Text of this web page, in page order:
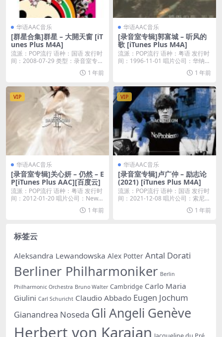
华语AAC音乐
[群星合集]群星 – 大開天窗 [iT
unes Plus M4A]
流派：POP流行 语种：国语 发行时
间：2008-07-29 类型：录音室专辑
1 年前
华语AAC音乐
[录音室专辑]郭富城 – 听风的
歌 [iTunes Plus M4A]
流派：POP流行 语种：粤语 发行时
间：1996-11-01 唱片公司：华纳唱
1 年前
VIP
华语AAC音乐
[录音室专辑]关心妍 – 仍然 – E
P[iTunes Plus AAC][百度云]
流派：POP流行 语种：粤语 发行时
间：2012-01-20 唱片公司：New
1 年前
VIP
华语AAC音乐
[录音室专辑]卢广仲 – 励志论
(2021) [iTunes Plus M4A]
流派：POP流行 语种：国语 发行时
间：2021-12-08 唱片公司：索尼音
1 年前
标签云
Aleksandra Lewandowska Alex Potter Antal Dorati
Berliner Philharmoniker Berlin
Philharmonic Orchestra Bruno Walter Cambridge Carlo Maria
Giulini Carl Schuricht Claudio Abbado Eugen Jochum
Gianandrea Noseda Gli Angeli Genève
Herbert von Karajan